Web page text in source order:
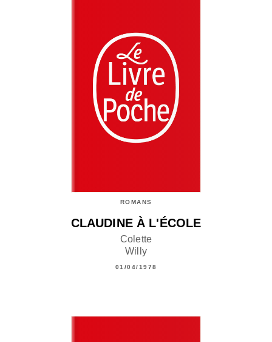
ROMANS
CLAUDINE À L'ÉCOLE
Colette
Willy
01/04/1978